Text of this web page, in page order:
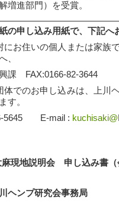
増進部門）を受賞。
の申し込み用紙で、下記へ
にお住いの個人または家族
、
課 FAX:0166-82-3644
体でのお申し込みは、上川
す。
5645 E-mail :
麻現地説明会 申し込み書
ンプ研究会事務局